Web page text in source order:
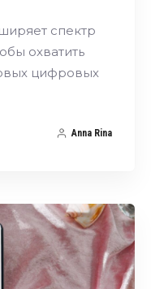
спектр
охватить
цифровых
Anna Rina